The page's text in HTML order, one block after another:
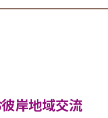
岸地域交流